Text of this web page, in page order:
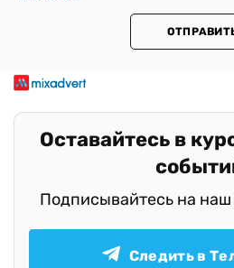
Оставайтесь в
Подписывайтесь на наш
Следить в